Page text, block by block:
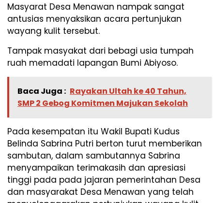
Masyarat Desa Menawan nampak sangat
antusias menyaksikan acara pertunjukan
wayang kulit tersebut.
Tampak masyakat dari bebagi usia tumpah
ruah memadati lapangan Bumi Abiyoso.
Baca Juga : Rayakan Ultah ke 40 Tahun,
SMP 2 Gebog Komitmen Majukan Sekolah
Pada kesempatan itu Wakil Bupati Kudus
Belinda Sabrina Putri berton turut memberikan
sambutan, dalam sambutannya Sabrina
menyampaikan terimakasih dan apresiasi
tinggi pada pada jajaran pemerintahan Desa
dan masyarakat Desa Menawan yang telah